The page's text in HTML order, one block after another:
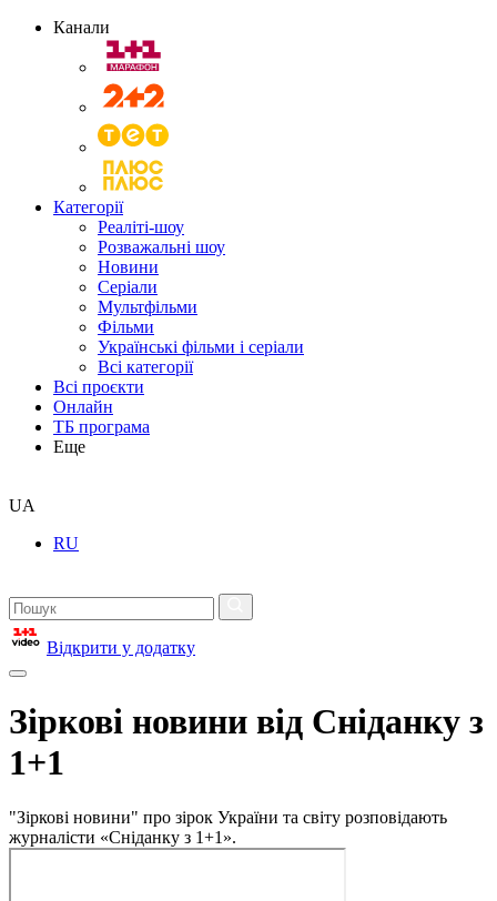
Канали
Категорії
Реаліті-шоу
Розважальні шоу
Новини
Серіали
Мультфільми
Фільми
Українські фільми і серіали
Всі категорії
Всі проєкти
Онлайн
ТБ програма
Еще
UA
RU
Відкрити у додатку
Зіркові новини від Сніданку з
1+1
"Зіркові новини" про зірок України та світу розповідають
журналісти «Сніданку з 1+1».